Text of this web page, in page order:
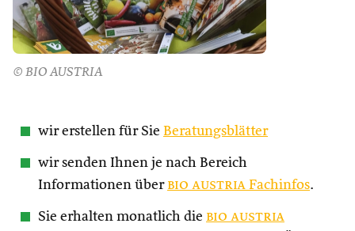
© BIO AUSTRIA
wir erstellen für Sie Beratungsblätter
wir senden Ihnen je nach Bereich
Informationen über bio austria Fachinfos.
Sie erhalten monatlich die bio austria